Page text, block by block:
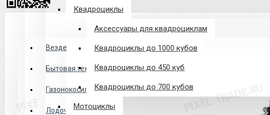
Везде
Бытовая техника
Газонокосилки
Лодочные Моторы
Филиалы
Квадроциклы
Аксессуары для квадроциклам
Квадроциклы до 1000 кубов
Квадроциклы до 450 куб
Квадроциклы до 700 кубов
Мотоциклы